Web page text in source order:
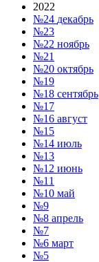
2022
№24 декабрь
№23
№22 ноябрь
№21
№20 октябрь
№19
№18 сентябрь
№17
№16 август
№15
№14 июль
№13
№12 июнь
№11
№10 май
№9
№8 апрель
№7
№6 март
№5